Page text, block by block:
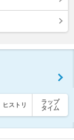
ヒストリ
ラップ
タイム